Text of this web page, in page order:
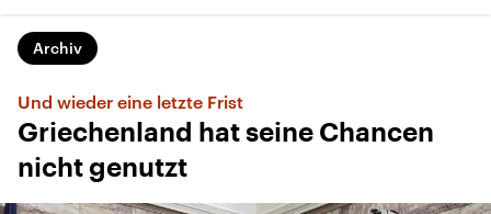
Archiv
Und wieder eine letzte Frist
Griechenland hat seine Chancen
nicht genutzt